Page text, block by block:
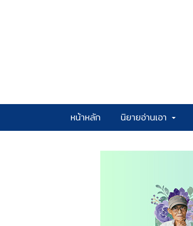
หน้าหลัก นิยายอ่านเอา